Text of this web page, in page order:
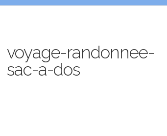
voyage-randonnee-
sac-a-dos